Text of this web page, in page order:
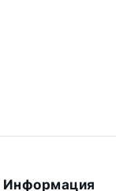
Информация